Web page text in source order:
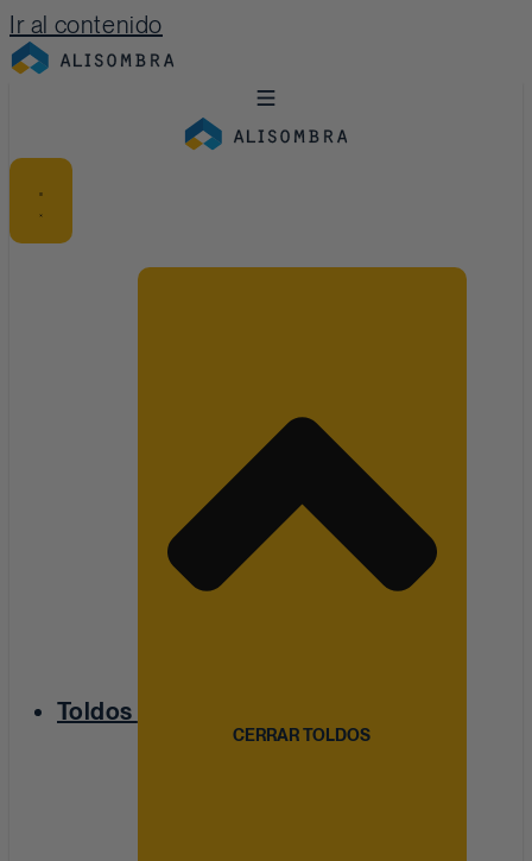
Ir al contenido
Toldos
CERRAR TOLDOS